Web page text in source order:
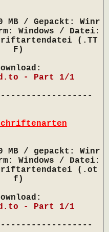
MB / Gepackt: Winr
Windows / Datei:
(.TT
F)
- Part 1/1
MB / gepackt: Winr
Windows / Datei:
(.ot
f)
- Part 1/1